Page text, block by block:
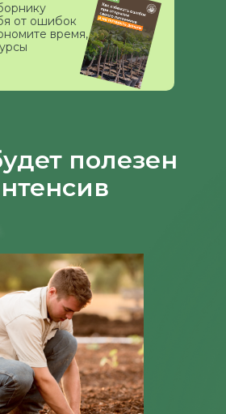
от ошибок
время,
полезен